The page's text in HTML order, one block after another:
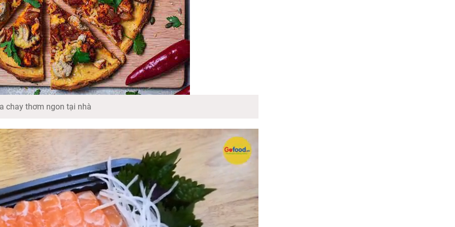
chay thơm ngon tại nhà